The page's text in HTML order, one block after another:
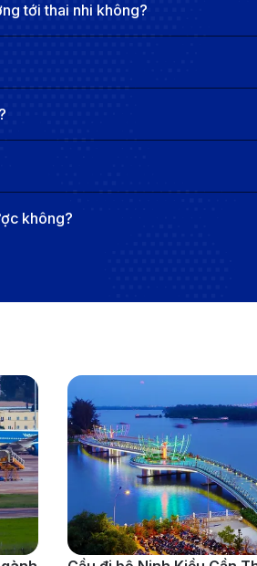
tới thai nhi không?
không?